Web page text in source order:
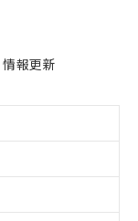
報更新